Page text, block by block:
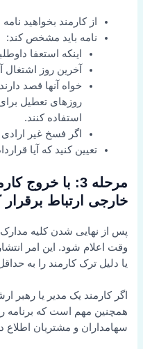
از کارمند بخواهید
نامه باید مشخص کند:
اینکه استعفا
آخرین روز اشتغال
خواه آنها قصد
روزهای تعطیل
استفاده کنند.
اگر فسخ غیر
تعیین کنید که آیا
مرحله 3: با
خارجی ارتباط برقرار
پس از نهایی شدن کلیه مدارک
وقت اعلام شود. این امر
یا دلیل ترک کارمند را به
اگر کارمند یک مدیر یا رهبر
همچنین مهم است که برنامه
سهامداران و مشتریان اطلاع